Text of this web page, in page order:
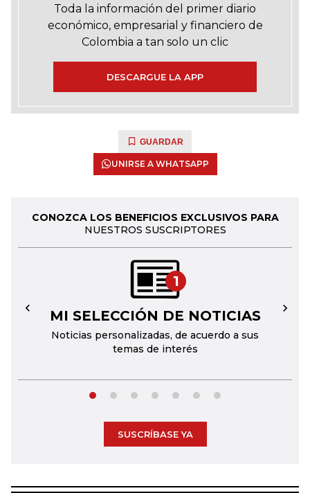
Toda la información del primer diario
económico, empresarial y financiero de
Colombia a tan solo un clic
DESCARGUE LA APP
GUARDAR
UNIRSE A WHATSAPP
CONOZCA LOS BENEFICIOS EXCLUSIVOS PARA
NUESTROS SUSCRIPTORES
1
MI SELECCIÓN DE NOTICIAS
Noticias personalizadas, de acuerdo a sus
temas de interés
← →
SUSCRÍBASE YA